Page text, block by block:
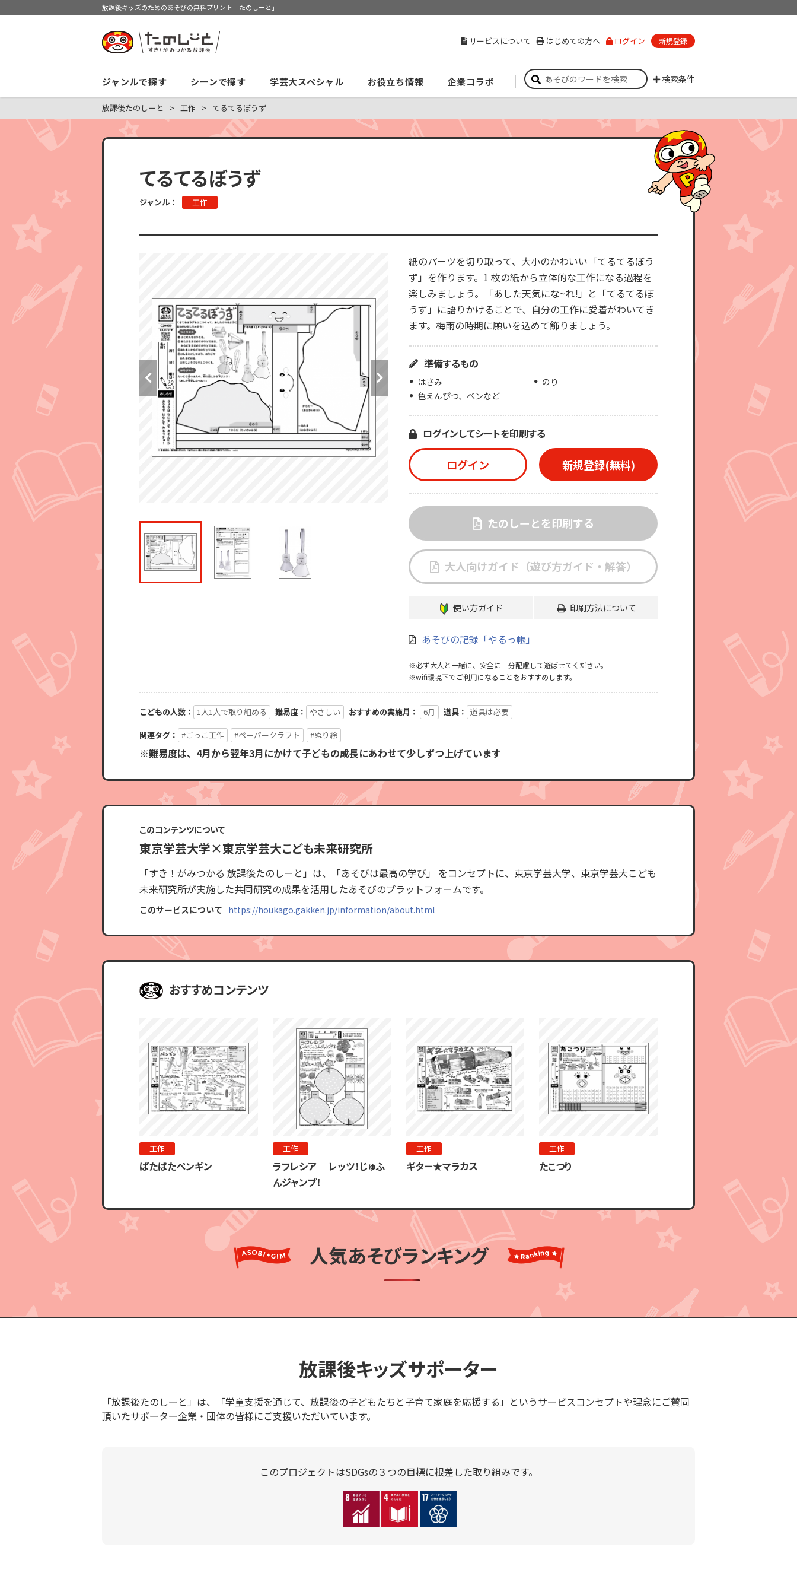
放課後キッズのためのあそびの無料プリント「たのしーと」
検索条件
ジャンルで探す シーンで探す 学芸大スペシャル お役立ち情報 企業コラボ
サービスについて はじめての方へ ログイン 新規登録
放課後たのしーと 工作 てるてるぼうず
てるてるぼうず
ジャンル： 工作
紙のパーツを切り取って、大小のかわいい「てるてるぼう
ず」を作ります。1 枚の紙から立体的な工作になる過程を
楽しみましょう。「あした天気にな~れ!」と「てるてるぼ
うず」に語りかけることで、自分の工作に愛着がわいてき
ます。梅雨の時期に願いを込めて飾りましょう。
準備するもの
はさみ
のり
色えんぴつ、ペンなど
ログインしてシートを印刷する
ログイン 新規登録(無料)
たのしーとを印刷する
大人向けガイド（遊び方ガイド・解答）
使い方ガイド 印刷方法について
あそびの記録「やるっ帳」
※必ず大人と一緒に、安全に十分配慮して遊ばせてください。
※wifi環境下でご利用になることをおすすめします。
こどもの人数： 1人1人で取り組める 難易度： やさしい おすすめの実施月： 6月 道具： 道具は必要
関連タグ： #ごっこ工作 #ペーパークラフト #ぬり絵
※難易度は、4月から翌年3月にかけて子どもの成長にあわせて少しずつ上げています
このコンテンツについて
東京学芸大学×東京学芸大こども未来研究所
「すき！がみつかる 放課後たのしーと」は、「あそびは最高の学び」 をコンセプトに、東京学芸大学、東京学芸大こども
未来研究所が実施した共同研究の成果を活用したあそびのプラットフォームです。
このサービスについて https://houkago.gakken.jp/information/about.html
おすすめコンテンツ
工作
ぱたぱたペンギン
工作
ラフレシア レッツ！じゅふ
んジャンプ！
工作
ギター★マラカス
工作
たこつり
人気あそびランキング
放課後キッズサポーター
「放課後たのしーと」は、「学童支援を通じて、放課後の子どもたちと子育て家庭を応援する」というサービスコンセプトや理念にご賛同
頂いたサポーター企業・団体の皆様にご支援いただいています。
このプロジェクトはSDGsの３つの目標に根差した取り組みです。